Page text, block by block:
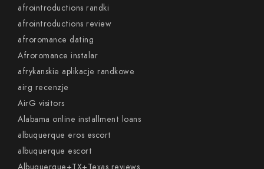
afrointroductions randki
afrointroductions review
afroromance dating
Afroromance instalar
afrykanskie aplikacje randkowe
airg recenzje
AirG visitors
Alabama online installment loans
albuquerque eros escort
albuquerque escort